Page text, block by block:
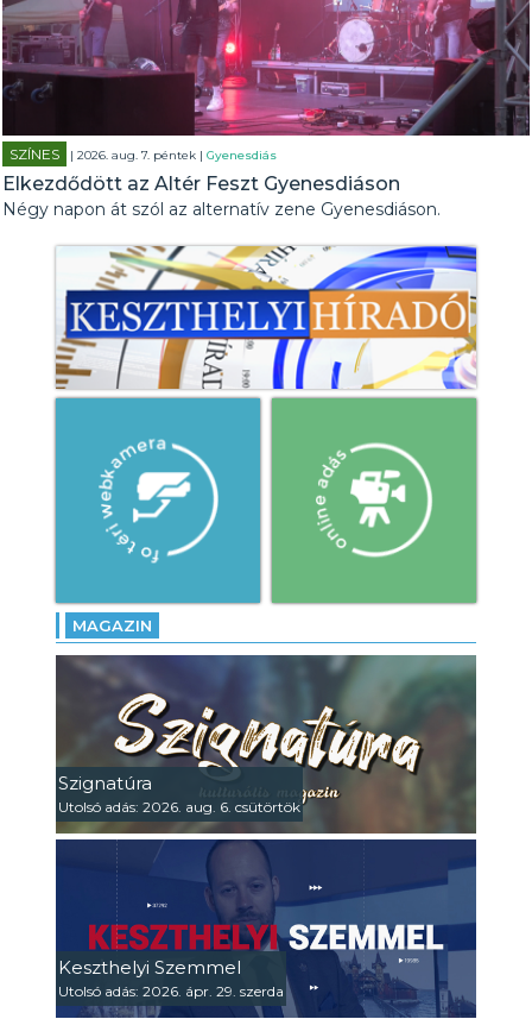
SZÍNES | 2026. aug. 7. péntek |Gyenesdiás
Elkezdődött az Altér Feszt Gyenesdiáson
Négy napon át szól az alternatív zene Gyenesdiáson.
MAGAZIN
Szignatúra
Utolsó adás: 2026. aug. 6. csütörtök
Keszthelyi Szemmel
Utolsó adás: 2026. ápr. 29. szerda